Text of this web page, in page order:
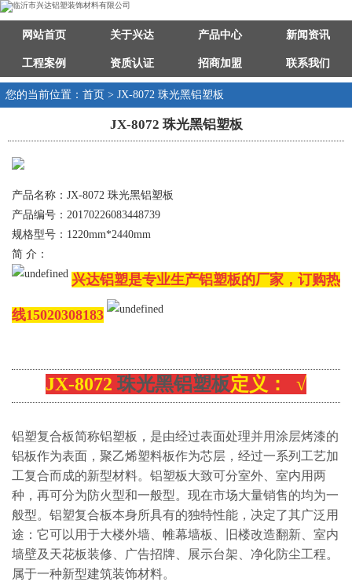
网站首页 关于兴达 产品中心 新闻资讯
工程案例 资质认证 招商加盟 联系我们
您的当前位置：首页 > JX-8072 珠光黑铝塑板
JX-8072 珠光黑铝塑板
产品名称：JX-8072 珠光黑铝塑板
产品编号：20170226083448739
规格型号：1220mm*2440mm
简 介：
兴达铝塑是专业生产铝塑板的厂家，订购热
线15020308183
JX-8072 珠光黑铝塑板定义： √
铝塑复合板简称铝塑板，是由经过表面处理并用涂层烤漆的
铝板作为表面，聚乙烯塑料板作为芯层，经过一系列工艺加
工复合而成的新型材料。铝塑板大致可分室外、室内用两
种，再可分为防火型和一般型。现在市场大量销售的均为一
般型。铝塑复合板本身所具有的独特性能，决定了其广泛用
途：它可以用于大楼外墙、帷幕墙板、旧楼改造翻新、室内
墙壁及天花板装修、广告招牌、展示台架、净化防尘工程。
属于一种新型建筑装饰材料。